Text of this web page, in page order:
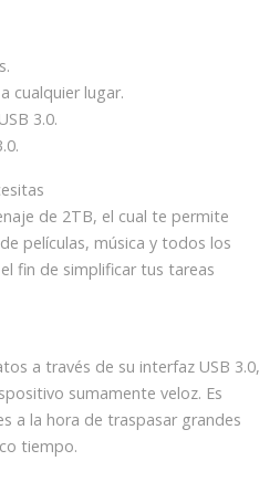
cualquier lugar.
3.0.
de 2TB, el cual te permite
películas, música y todos los
fin de simplificar tus tareas
a través de su interfaz USB 3.0,
sumamente veloz. Es
a la hora de traspasar grandes
tiempo.